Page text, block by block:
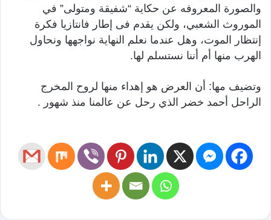
والصورة المعروفه عن حكاية “شفيقة ومتولى” في
الموروث الشعبي، ولكن يقدم فى إطار فانتازيا فكرة
إنتظار الموت، وهل عندما نعلم النهاية نواجهها ونحاول
الهرب منها أم أننا نستسلم لها.
وتضيف مها: أن العرض هو إهداء منها لروح المخرج
الراحل أحمد خضر الذي رحل عن عالمنا منذ شهور .